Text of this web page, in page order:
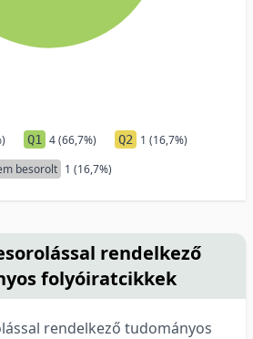
Q1 4 (66,7%) Q2
1 (16,7%)
besorolt 1 (16,7%)
rendelkező
folyóiratcikkek
rendelkező tudományos